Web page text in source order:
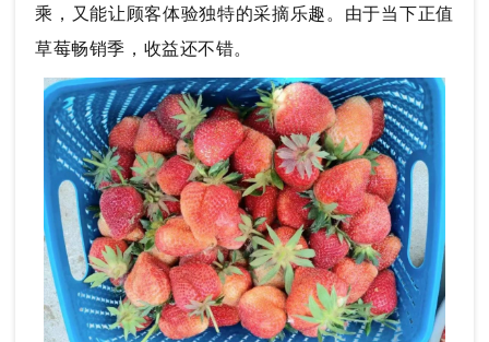
乘，又能让顾客体验独特的采摘乐趣。由于当下正值
草莓畅销季，收益还不错。